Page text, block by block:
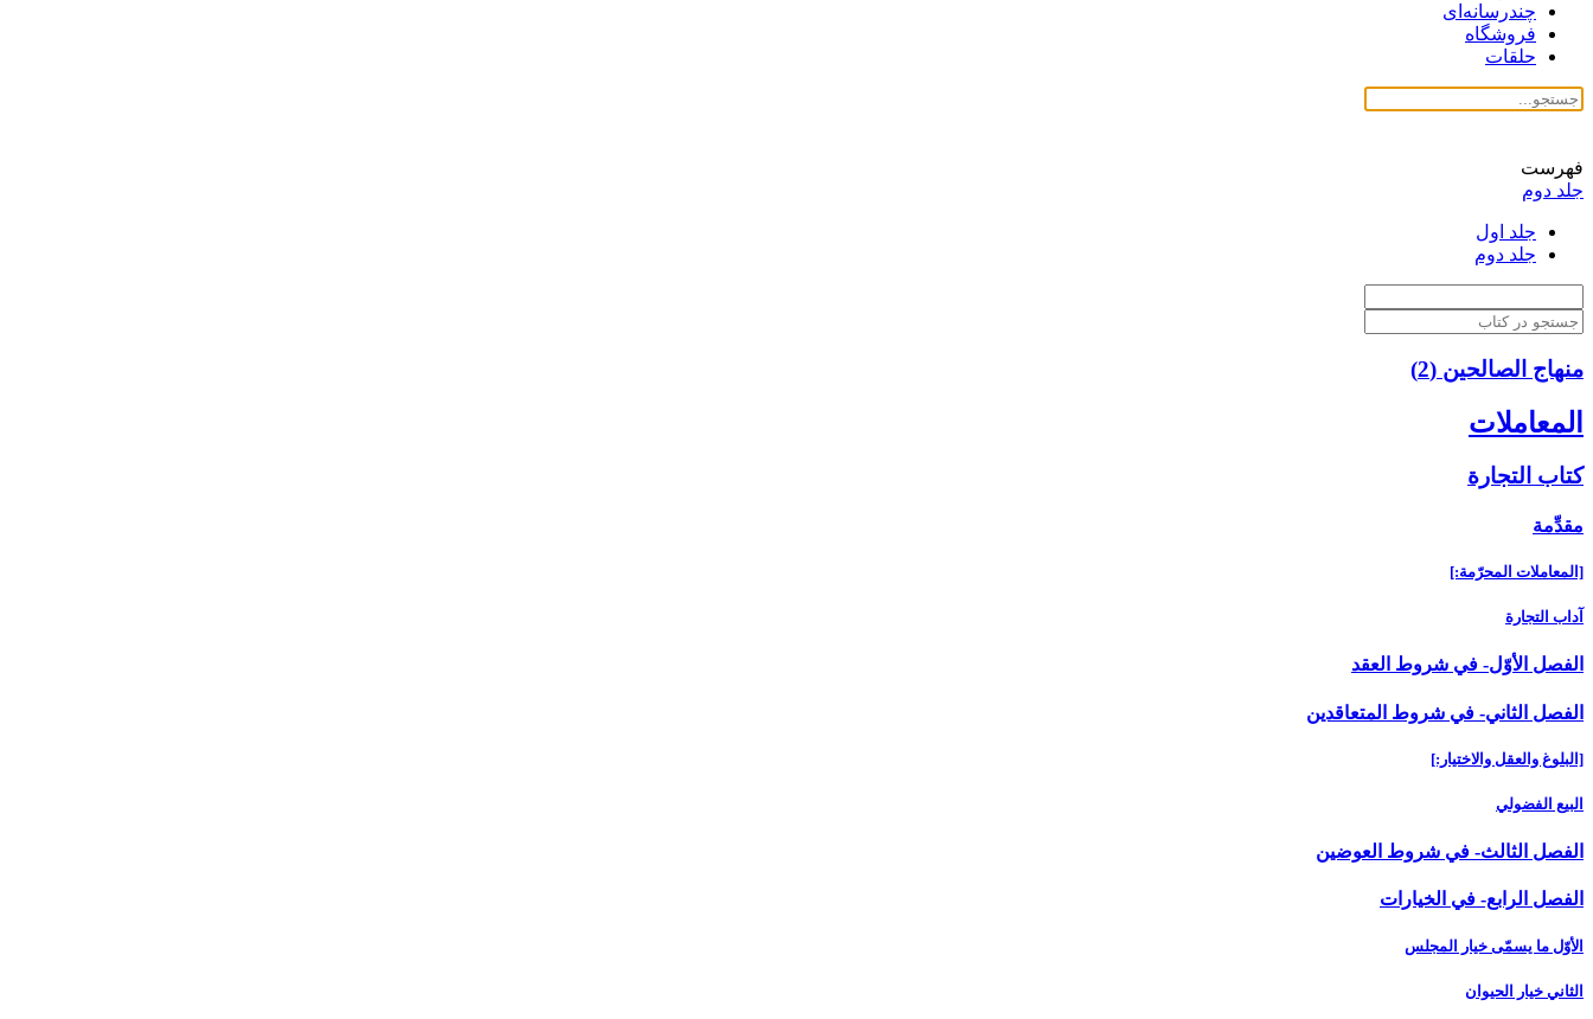
چندرسانه‌ای
فروشگاه
حلقات
فهرست
جلد دوم
جلد اول
جلد دوم
منهاج الصالحین (2)
المعاملات
كتاب التجارة
مقدِّمة
[المعاملات المحرّمة:]
آداب التجارة
الفصل الأوّل- في شروط العقد
الفصل الثاني- في شروط المتعاقدين‏
[البلوغ والعقل والاختيار:]
البيع الفضولي
الفصل الثالث- في شروط العوضين‏
الفصل الرابع- في الخيارات‏
الأوّل ما يسمّى خيار المجلس
الثاني خيار الحيوان